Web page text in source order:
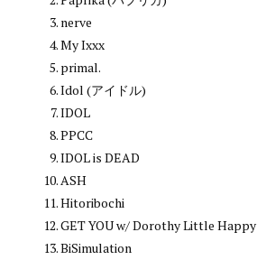
nerve
My Ixxx
primal.
Idol (アイドル)
IDOL
PPCC
IDOL is DEAD
ASH
Hitoribochi
GET YOU w/ Dorothy Little Happy
BiSimulation